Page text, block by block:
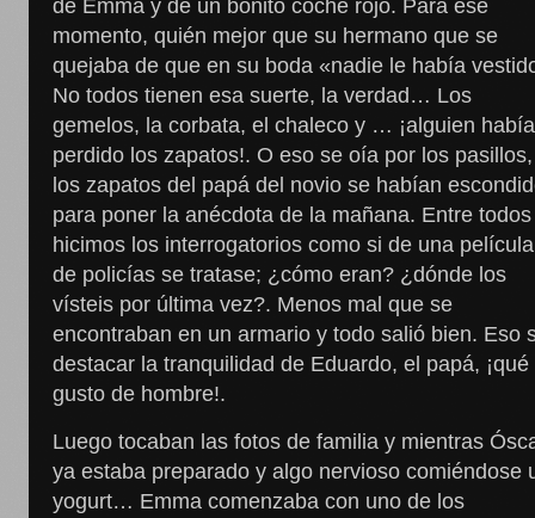
de Emma y de un bonito coche rojo. Para ese
momento, quién mejor que su hermano que se
quejaba de que en su boda «nadie le había
No todos tienen esa suerte, la verdad… Los
gemelos, la corbata, el chaleco y … ¡alguien había
perdido los zapatos!. O eso se oía por los
los zapatos del papá del novio se habían
para poner la anécdota de la mañana. Entre todos
hicimos los interrogatorios como si de una película
de policías se tratase; ¿cómo eran? ¿dónde los
vísteis por última vez?. Menos mal que se
encontraban en un armario y todo salió bien. Eso
destacar la tranquilidad de Eduardo, el papá, ¡qué
gusto de hombre!.
Luego tocaban las fotos de familia y mientras
ya estaba preparado y algo nervioso comiéndose
yogurt… Emma comenzaba con uno de los